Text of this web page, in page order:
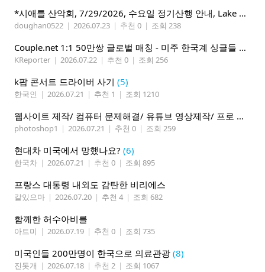
*시애틀 산악회, 7/29/2026, 수요일 정기산행 안내, Lake 22*
doughan0522 | 2026.07.23 | 추천 0 | 조회 238
Couple.net 1:1 50만쌍 글로벌 매칭 - 미주 한국계 싱글들 모이세요
KReporter | 2026.07.22 | 추천 0 | 조회 256
k팝 콘서트 드라이버 사기 (5)
한국인 | 2026.07.21 | 추천 1 | 조회 1210
웹사이트 제작/ 컴퓨터 문제해결/ 유튜브 영상제작/ 프로 사진촬영
photoshop1 | 2026.07.21 | 추천 0 | 조회 259
현대차 미국에서 망했나요? (6)
한국차 | 2026.07.21 | 추천 0 | 조회 895
프랑스 대통령 내외도 감탄한 비리에스
칼있으마 | 2026.07.20 | 추천 4 | 조회 682
함께한 허수아비를
아트미 | 2026.07.19 | 추천 0 | 조회 735
미국인들 200만명이 한국으로 의료관광 (8)
진돗개 | 2026.07.18 | 추천 2 | 조회 1067